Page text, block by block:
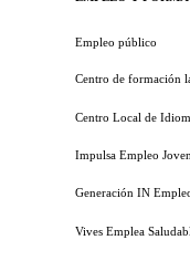
Empleo público
Centro de formación
Centro Local de
Impulsa Empleo Joven
Generación IN
Vives Emplea